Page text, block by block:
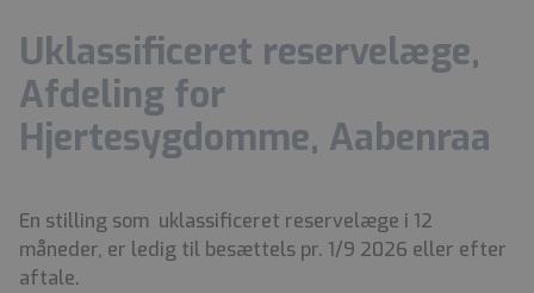
Uklassificeret reservelæge,
Afdeling for
Hjertesygdomme, Aabenraa
En stilling som uklassificeret reservelæge i 12
måneder, er ledig til besættels pr. 1/9 2026 eller efter
aftale.